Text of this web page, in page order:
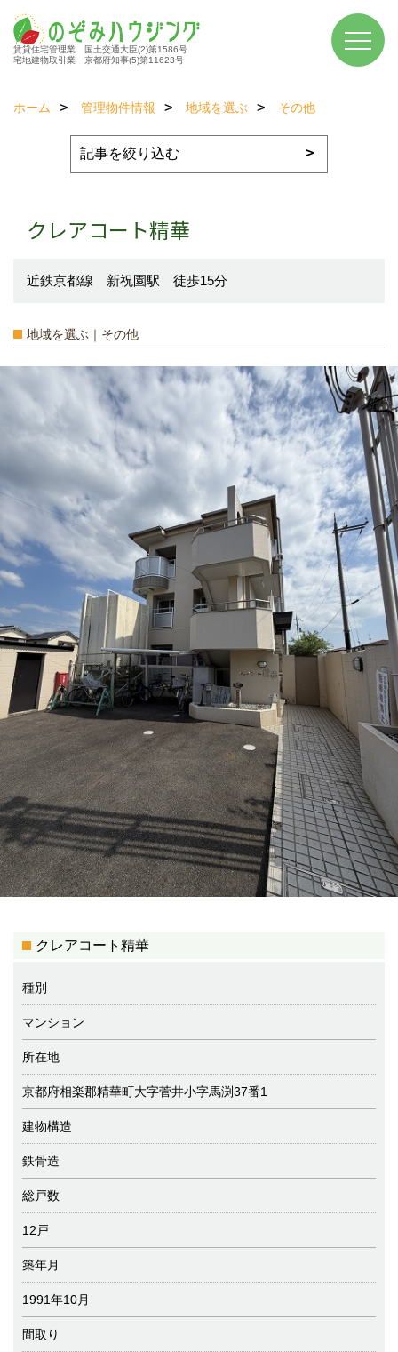
賃貸住宅管理業 国土交通大臣(2)第1586号
宅地建物取引業 京都府知事(5)第11623号
ホーム 管理物件情報 地域を選ぶ その他
クレアコート精華
近鉄京都線 新祝園駅 徒歩15分
地域を選ぶ｜その他
クレアコート精華
種別
マンション
所在地
京都府相楽郡精華町大字菅井小字馬渕37番1
建物構造
鉄骨造
総戸数
12戸
築年月
1991年10月
間取り